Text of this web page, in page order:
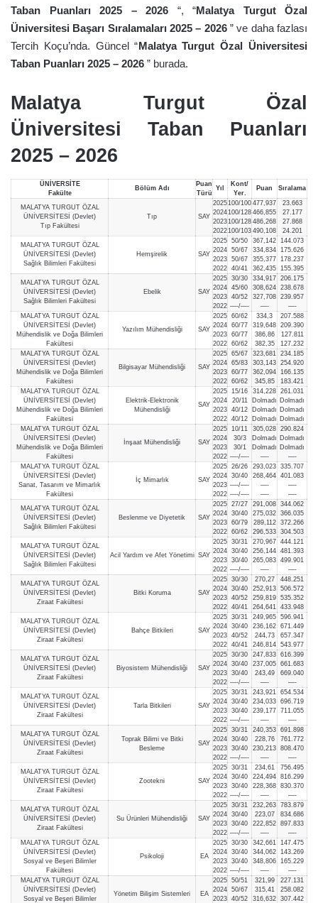
Taban Puanları 2025 – 2026 “, “Malatya Turgut Özal
Üniversitesi Başarı Sıralamaları 2025 – 2026 ” ve daha fazlası
Tercih Koçu’nda. Güncel “Malatya Turgut Özal Üniversitesi
Taban Puanları 2025 – 2026 ” burada.
Malatya Turgut Özal
Üniversitesi Taban Puanları
2025 – 2026
ÜNİVERSİTE
Fakülte
Bölüm Adı
Puan
Türü
Yıl
Kont/
Yer.
Puan Sıralama
MALATYA TURGUT ÖZAL
ÜNİVERSİTESİ (Devlet)
Tıp Fakültesi
Tıp SAY
2025
2024
2023
2022
100/100
100/128
100/128
100/103
477,937
466,855
486,268
490,108
23.663
27.177
27.868
24.201
MALATYA TURGUT ÖZAL
ÜNİVERSİTESİ (Devlet)
Sağlık Bilimleri Fakültesi
Hemşirelik SAY
2025
2024
2023
2022
50/50
50/67
50/67
40/41
367,142
334,834
355,377
362,435
144.073
175.626
178.237
155.395
MALATYA TURGUT ÖZAL
ÜNİVERSİTESİ (Devlet)
Sağlık Bilimleri Fakültesi
Ebelik SAY
2025
2024
2023
2022
30/30
45/60
40/52
—-/—-
334,917
308,624
327,708
—-
206.175
238.678
239.957
—-
MALATYA TURGUT ÖZAL
ÜNİVERSİTESİ (Devlet)
Mühendislik ve Doğa Bilimleri
Fakültesi
Yazılım Mühendisliği SAY
2025
2024
2023
2022
60/62
60/77
60/77
60/62
334,3
319,648
386,86
382,35
207.588
209.390
127.811
127.232
MALATYA TURGUT ÖZAL
ÜNİVERSİTESİ (Devlet)
Mühendislik ve Doğa Bilimleri
Fakültesi
Bilgisayar Mühendisliği SAY
2025
2024
2023
2022
65/67
65/83
60/77
60/62
323,681
303,143
362,094
345,85
234.185
254.920
166.135
183.421
MALATYA TURGUT ÖZAL
ÜNİVERSİTESİ (Devlet)
Mühendislik ve Doğa Bilimleri
Fakültesi
Elektrik-Elektronik
Mühendisliği
SAY
2025
2024
2023
2022
15/16
20/11
40/12
40/12
314,228
Dolmadı
Dolmadı
Dolmadı
261.031
Dolmadı
Dolmadı
Dolmadı
MALATYA TURGUT ÖZAL
ÜNİVERSİTESİ (Devlet)
Mühendislik ve Doğa Bilimleri
Fakültesi
İnşaat Mühendisliği SAY
2025
2024
2023
2022
10/11
30/3
30/1
—-/—-
305,028
Dolmadı
Dolmadı
—-
290.824
Dolmadı
Dolmadı
—-
MALATYA TURGUT ÖZAL
ÜNİVERSİTESİ (Devlet)
Sanat, Tasarım ve Mimarlık
Fakültesi
İç Mimarlık SAY
2025
2024
2023
2022
26/26
30/40
—-/—-
—-/—-
293,023
268,464
—-
—-
335.707
401.083
—-
—-
MALATYA TURGUT ÖZAL
ÜNİVERSİTESİ (Devlet)
Sağlık Bilimleri Fakültesi
Beslenme ve Diyetetik SAY
2025
2024
2023
2022
27/27
30/40
60/79
60/62
291,008
275,032
289,112
296,533
344.062
366.035
372.266
304.503
MALATYA TURGUT ÖZAL
ÜNİVERSİTESİ (Devlet)
Sağlık Bilimleri Fakültesi
Acil Yardım ve Afet Yönetimi SAY
2025
2024
2023
2022
30/31
30/40
30/40
—-/—-
270,967
256,144
265,083
—-
444.121
481.393
499.901
—-
MALATYA TURGUT ÖZAL
ÜNİVERSİTESİ (Devlet)
Ziraat Fakültesi
Bitki Koruma SAY
2025
2024
2023
2022
30/30
30/40
40/52
40/41
270,27
252,913
259,819
264,641
448.251
506.572
535.352
433.948
MALATYA TURGUT ÖZAL
ÜNİVERSİTESİ (Devlet)
Ziraat Fakültesi
Bahçe Bitkileri SAY
2025
2024
2023
2022
30/31
30/40
40/52
40/41
249,965
236,162
244,73
246,814
596.941
671.449
657.347
543.977
MALATYA TURGUT ÖZAL
ÜNİVERSİTESİ (Devlet)
Ziraat Fakültesi
Biyosistem Mühendisliği SAY
2025
2024
2023
2022
30/30
30/40
30/40
—-/—-
247,833
237,005
243,49
—-
616.399
661.683
669.040
—-
MALATYA TURGUT ÖZAL
ÜNİVERSİTESİ (Devlet)
Ziraat Fakültesi
Tarla Bitkileri SAY
2025
2024
2023
2022
30/31
30/40
30/40
—-/—-
243,921
234,033
239,177
—-
654.534
696.719
711.055
—-
MALATYA TURGUT ÖZAL
ÜNİVERSİTESİ (Devlet)
Ziraat Fakültesi
Toprak Bilimi ve Bitki
Besleme
SAY
2025
2024
2023
2022
30/31
30/40
30/40
—-/—-
240,353
228,76
230,213
—-
691.898
761.772
808.470
—-
MALATYA TURGUT ÖZAL
ÜNİVERSİTESİ (Devlet)
Ziraat Fakültesi
Zootekni SAY
2025
2024
2023
2022
30/31
30/40
30/40
—-/—-
234,61
224,494
228,368
—-
756.495
816.299
830.370
—-
MALATYA TURGUT ÖZAL
ÜNİVERSİTESİ (Devlet)
Ziraat Fakültesi
Su Ürünleri Mühendisliği SAY
2025
2024
2023
2022
30/31
30/40
30/40
—-/—-
232,263
223,07
222,852
—-
783.879
834.686
897.833
—-
MALATYA TURGUT ÖZAL
ÜNİVERSİTESİ (Devlet)
Sosyal ve Beşeri Bilimler
Fakültesi
Psikoloji EA
2025
2024
2023
2022
30/30
30/40
30/40
—-/—-
342,661
344,062
348,806
—-
147.475
143.269
165.229
—-
MALATYA TURGUT ÖZAL
ÜNİVERSİTESİ (Devlet)
Sosyal ve Beşeri Bilimler
Yönetim Bilişim Sistemleri EA
2025
2024
2023
50/51
50/67
40/52
321,99
315,41
316,632
227.131
258.082
307.442